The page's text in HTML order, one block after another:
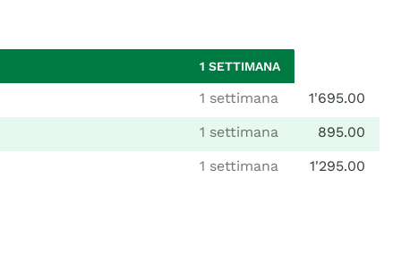
1 SETTIMANA
1 settimana
1'695.00
1 settimana
895.00
1 settimana 1'295.00